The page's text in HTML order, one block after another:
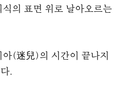
의 표면 위로 날아오르는
(迷兒)의 시간이 끝나지
.